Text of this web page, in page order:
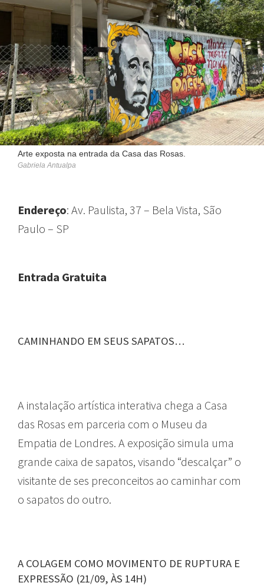
Arte exposta na entrada da Casa das Rosas.
Gabriela Antualpa
Endereço: Av. Paulista, 37 – Bela Vista, São
Paulo – SP
Entrada Gratuita
CAMINHANDO EM SEUS SAPATOS…
A instalação artística interativa chega a Casa
das Rosas em parceria com o Museu da
Empatia de Londres. A exposição simula uma
grande caixa de sapatos, visando “descalçar” o
visitante de ses preconceitos ao caminhar com
o sapatos do outro.
A COLAGEM COMO MOVIMENTO DE RUPTURA E
EXPRESSÃO (21/09, ÀS 14H)